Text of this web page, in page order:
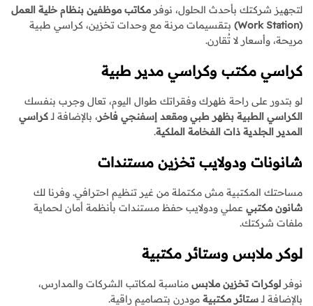
لتجهيز شركتك بأحدث الحلول، نوفر مكاتب موظفين بنظام خلية العمل
(Work Station)
بتقسيمات مرنة مع وحدات تخزين، كراسي طبية
مريحة، وأسعار لا تُقارن.
كراسي مكتب وكراسي مدير طبية
لو بتدور على راحة ظهرك وفقراتك طوال اليوم، تعال وجرب بنفسك
الكراسي الطبية بظهر طبي ومقعد إسفنجي فاخر، بالإضافة لـكراسي
المدير الجلدية ذات الفخامة الملكية.
شانونات ودولايب تخزين مستندات
مساحتك المكتبية مش مكتملة من غير تنظيم احترافي. وفرنا لك
شانون مكتبي عملي ودولايب حفظ مستندات بأنظمة أمان لحماية
ملفات شركتك.
لوكر ملابس وستائر مكتبية
نوفر لوكرات تخزين ملابس مناسبة لمكاتب الشركات والمدارس،
بالإضافة لـستائر مكتبية مودرن بتصاميم راقية.